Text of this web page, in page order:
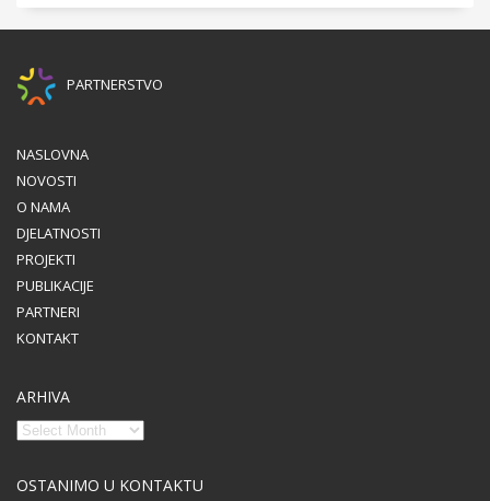
PARTNERSTVO
NASLOVNA
NOVOSTI
O NAMA
DJELATNOSTI
PROJEKTI
PUBLIKACIJE
PARTNERI
KONTAKT
ARHIVA
OSTANIMO U KONTAKTU